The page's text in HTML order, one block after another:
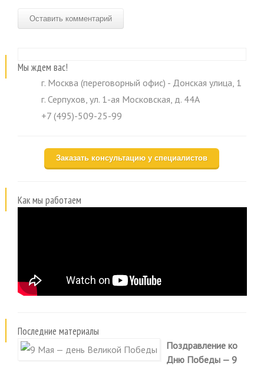
Мы ждем вас!
г. Москва (переговорный офис) - Донская улица, 1
г. Серпухов, ул. 1-ая Московская, д. 44А
+7 (495)-509-25-99
Заказать консультацию у специалистов
Как мы работаем
Последние материалы
Поздравление ко
Дню Победы — 9